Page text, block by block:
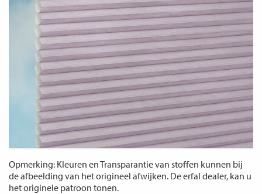
Opmerking: Kleuren en Transparantie van stoffen kunnen bij
de afbeelding van het origineel afwijken. De erfal dealer, kan u
het originele patroon tonen.